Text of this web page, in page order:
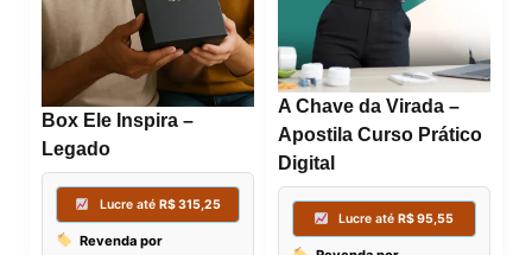
169,75
Revenda por
R$339,50
R$242,50
Box Ele Inspira –
Legado
A Chave da Virada –
Apostila Curso Prático
Digital